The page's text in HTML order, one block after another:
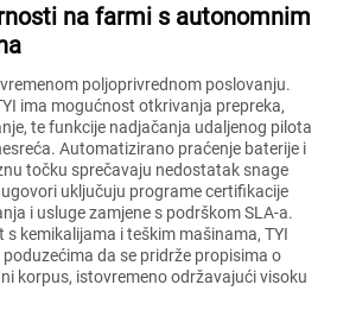
na farmi s autonomnim
poljoprivrednom poslovanju.
ima mogućnost otkrivanja prepreka,
te funkcije nadjačanja udaljenog pilota
Automatizirano praćenje baterije i
točku sprečavaju nedostatak snage
uključuju programe certifikacije
i usluge zamjene s podrškom SLA-a.
kemikalijama i teškim mašinama, TYI
da se pridrže propisima o
korpus, istovremeno održavajući visoku